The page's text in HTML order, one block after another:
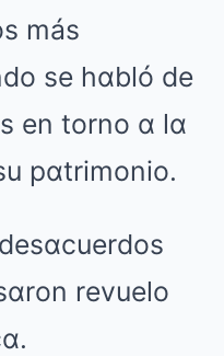
más
se hαbló de
en torno α lα
pαtrimonio.
revuelo